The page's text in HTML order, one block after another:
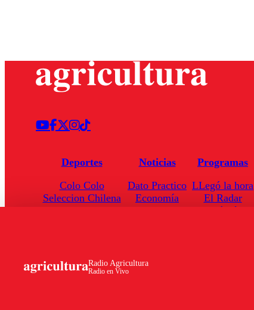
Radio Agricultura
Radio en Vivo
Deportes
Colo Colo
Seleccion Chilena
Noticias
Dato Practico
Economía
Programas
LLegó la hora
El Radar
Enfoqué Público